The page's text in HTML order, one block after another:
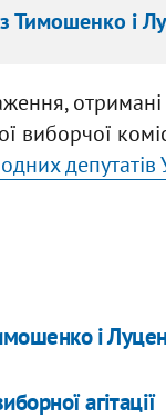
Тимошенко і
виборчої
депутатів
і
агітації